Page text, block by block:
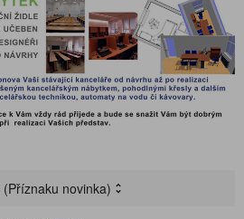
(Příznaku novinka)